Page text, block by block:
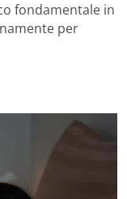
fondamentale in
per